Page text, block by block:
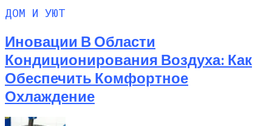
ДОМ И УЮТ
Иновации В Области
Кондиционирования Воздуха: Как
Обеспечить Комфортное
Охлаждение